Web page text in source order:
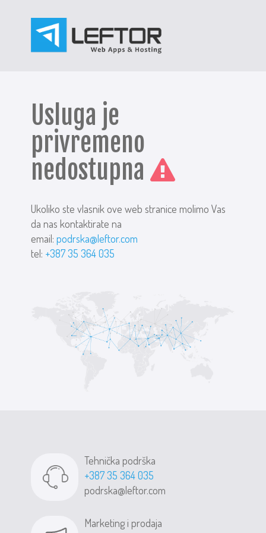
Usluga je
privremeno
nedostupna
Ukoliko ste vlasnik ove web stranice molimo Vas
da nas kontaktirate na
email:podrska@leftor.com
tel: +387 35 364 035
Tehnička podrška
+387 35 364 035
podrska@leftor.com
Marketing i prodaja